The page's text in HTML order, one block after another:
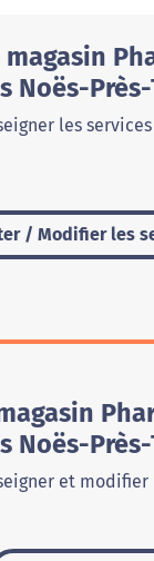
Noës-
les
/ Modifier les
Noës-
et modifier